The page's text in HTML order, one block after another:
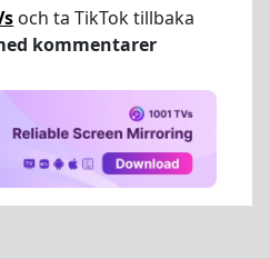
och ta TikTok tillbaka
kommentarer